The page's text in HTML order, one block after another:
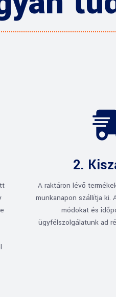
2.
A raktáron lévő
munkanapon szállítja ki.
módokat és
ügyfélszolgálatunk ad